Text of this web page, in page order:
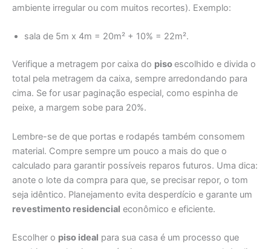
ambiente irregular ou com muitos recortes). Exemplo:
sala de 5m x 4m = 20m² + 10% = 22m².
Verifique a metragem por caixa do pisoescolhido e divida o
total pela metragem da caixa, sempre arredondando para
cima. Se for usar paginação especial, como espinha de
peixe, a margem sobe para 20%.
Lembre-se de que portas e rodapés também consomem
material. Compre sempre um pouco a mais do que o
calculado para garantir possíveis reparos futuros. Uma dica:
anote o lote da compra para que, se precisar repor, o tom
seja idêntico. Planejamento evita desperdício e garante um
revestimento residencial econômico e eficiente.
Escolher o piso ideal para sua casa é um processo que